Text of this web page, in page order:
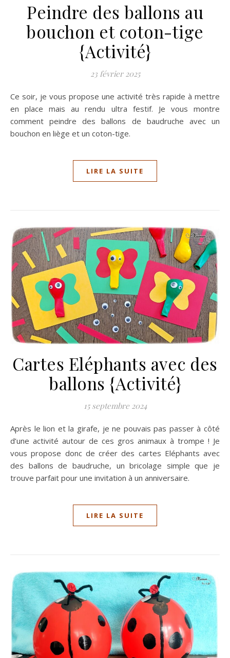
Peindre des ballons au
bouchon et coton-tige
{Activité}
23 février 2025
Ce soir, je vous propose une activité très rapide à mettre
en place mais au rendu ultra festif. Je vous montre
comment peindre des ballons de baudruche avec un
bouchon en liège et un coton-tige.
LIRE LA SUITE
Cartes Eléphants avec des
ballons {Activité}
15 septembre 2024
Après le lion et la girafe, je ne pouvais pas passer à côté
d’une activité autour de ces gros animaux à trompe ! Je
vous propose donc de créer des cartes Eléphants avec
des ballons de baudruche, un bricolage simple que je
trouve parfait pour une invitation à un anniversaire.
LIRE LA SUITE